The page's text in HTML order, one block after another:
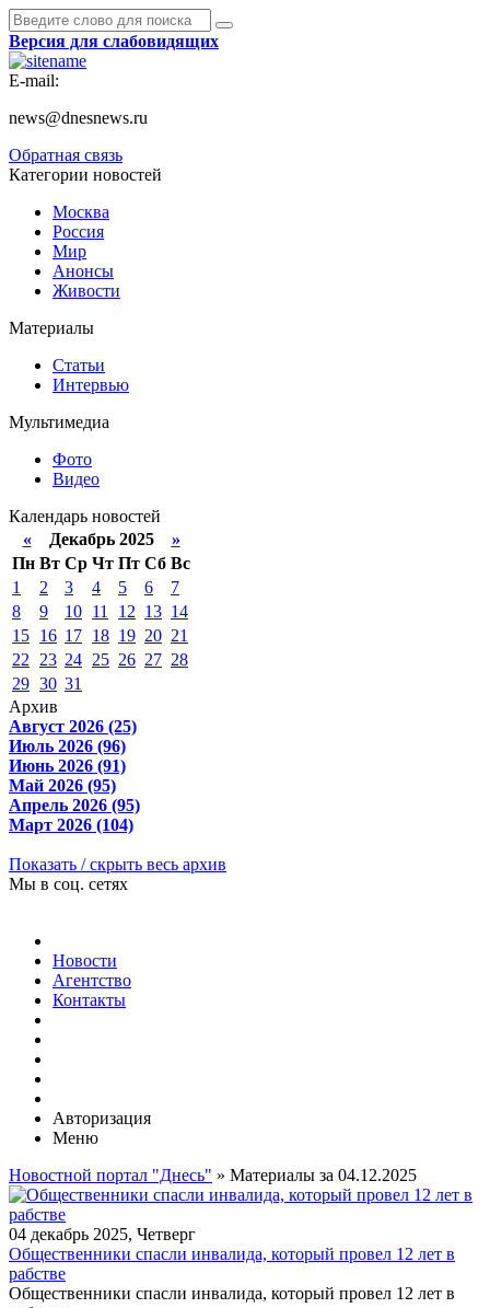
Версия для слабовидящих
E-mail:
news@dnesnews.ru
Обратная связь
Категории новостей
Москва
Россия
Мир
Анонсы
Живости
Материалы
Статьи
Интервью
Мультимедиа
Фото
Видео
Календарь новостей
«Декабрь 2025 »
Пн Вт Ср Чт Пт Сб Вс
1
2 3 4 5 6
7
8
9 10 11 12 13 14
15 16 17 18 19 20 21
22
23 24 25 26 27 28
29 30 31
Архив
Август 2026 (25)
Июль 2026 (96)
Июнь 2026 (91)
Май 2026 (95)
Апрель 2026 (95)
Март 2026 (104)
Показать / скрыть весь архив
Мы в соц. сетях
Новости
Агентство
Контакты
Авторизация
Меню
Новостной портал "Днесь" » Материалы за 04.12.2025
04 декабрь 2025, Четверг
Общественники спасли инвалида, который провел 12 лет в
рабстве
Общественники спасли инвалида, который провел 12 лет в